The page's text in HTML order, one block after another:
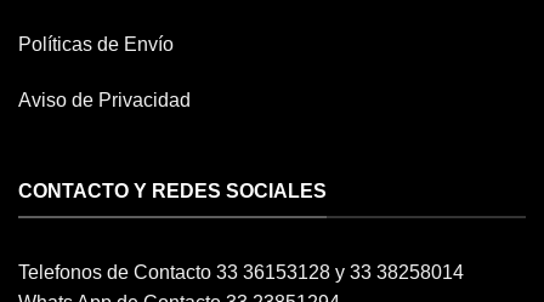
Políticas de Envío
Aviso de Privacidad
CONTACTO Y REDES SOCIALES
Telefonos de Contacto 33 36153128 y 33 38258014